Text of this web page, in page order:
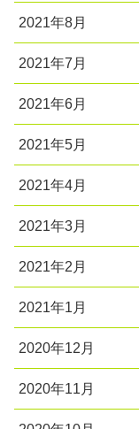
2021年8月
2021年7月
2021年6月
2021年5月
2021年4月
2021年3月
2021年2月
2021年1月
2020年12月
2020年11月